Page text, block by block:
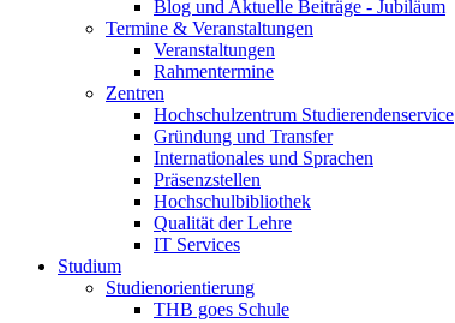
Blog und Aktuelle Beiträge - Jubiläum
Termine & Veranstaltungen
Veranstaltungen
Rahmentermine
Zentren
Hochschulzentrum Studierendenservice
Gründung und Transfer
Internationales und Sprachen
Präsenzstellen
Hochschulbibliothek
Qualität der Lehre
IT Services
Studium
Studienorientierung
THB goes Schule